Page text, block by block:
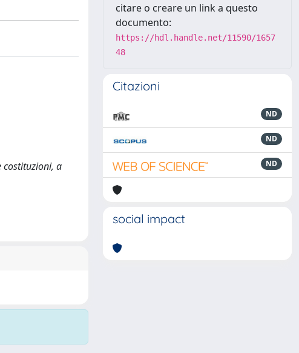
costituzioni, a
citare o creare un link a questo
documento:
https://hdl.handle.net/11590/1657
48
Citazioni
ND
ND
ND
social impact